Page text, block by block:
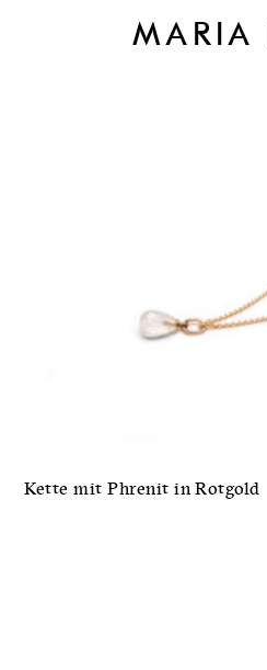
MARIA
Kette mit Phrenit in Rotgold